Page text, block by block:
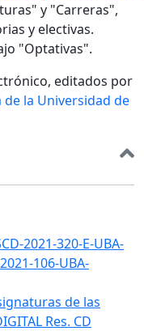
y "Carreras",
y electivas.
"Optativas".
editados por
la Universidad de
2021-320-E-UBA-
106-UBA-
de las
Res. CD